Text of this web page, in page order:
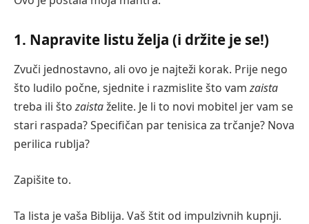
1. Napravite listu želja (i držite je se!)
Zvuči jednostavno, ali ovo je najteži korak. Prije nego
što ludilo počne, sjednite i razmislite što vamzaista
treba ili štozaistaželite. Je li to novi mobitel jer vam se
stari raspada? Specifičan par tenisica za trčanje? Nova
perilica rublja?
Zapišite to.
Ta lista je vaša Biblija. Vaš štit od impulzivnih kupnji.